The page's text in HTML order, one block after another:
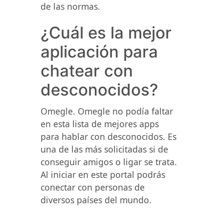
de las normas.
¿Cuál es la mejor
aplicación para
chatear con
desconocidos?
Omegle. Omegle no podía faltar
en esta lista de mejores apps
para hablar con desconocidos. Es
una de las más solicitadas si de
conseguir amigos o ligar se trata.
Al iniciar en este portal podrás
conectar con personas de
diversos países del mundo.